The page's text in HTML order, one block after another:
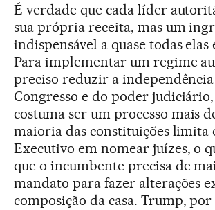
É verdade que cada líder
sua própria receita, mas um
indispensável a quase todas elas
Para implementar um regime
preciso reduzir a
Congresso e do poder judiciário,
costuma ser um processo mais
maioria das constituições limita
Executivo em nomear juízes, o
que o incumbente precisa de
mandato para fazer alterações
composição da casa. Trump,